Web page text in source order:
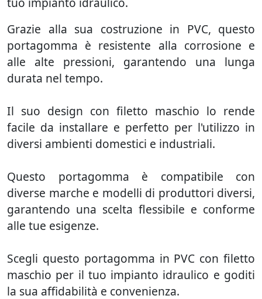
Grazie alla sua costruzione in PVC, questo
portagomma è resistente alla corrosione e
alle alte pressioni, garantendo una lunga
durata nel tempo.
Il suo design con filetto maschio lo rende
facile da installare e perfetto per l'utilizzo in
diversi ambienti domestici e industriali.
Questo portagomma è compatibile con
diverse marche e modelli di produttori diversi,
garantendo una scelta flessibile e conforme
alle tue esigenze.
Scegli questo portagomma in PVC con filetto
maschio per il tuo impianto idraulico e goditi
la sua affidabilità e convenienza.